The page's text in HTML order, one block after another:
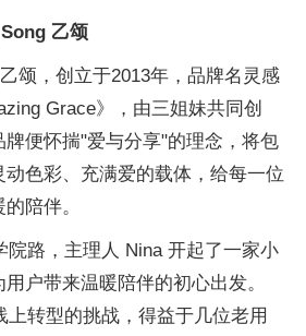
乙颂
颂，创立于2013年，品牌名灵感
Grace》，由三姐妹共同创
便怀揣"爱与分享"的理念，将包
色彩、充满爱的载体，给每一位
陪伴。
院路，主理人 Nina 开起了一家小
户带来温暖陪伴的初心出发。
上转型的挑战，得益于几位老用